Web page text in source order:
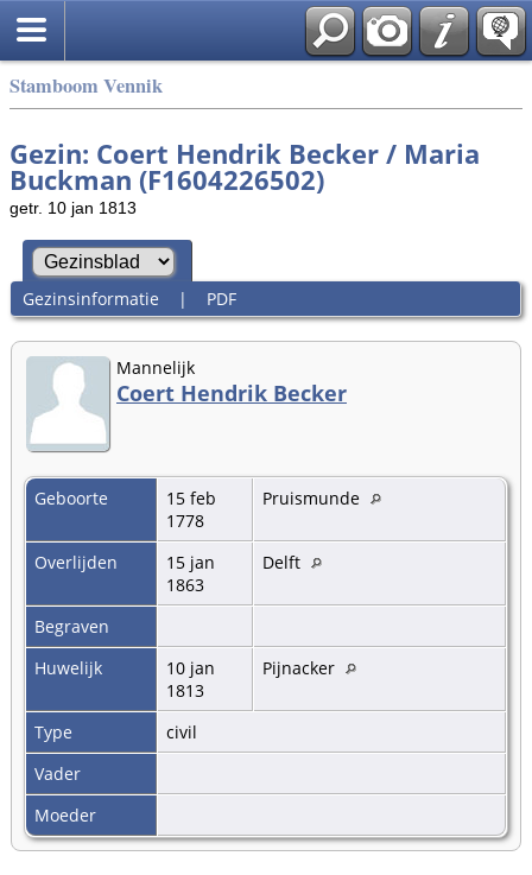
Stamboom Vennik
Gezin: Coert Hendrik Becker / Maria
Buckman (F1604226502)
getr. 10 jan 1813
Gezinsinformatie | PDF
Mannelijk
Coert Hendrik Becker
Geboorte
15 feb
1778
Pruismunde
Overlijden
15 jan
1863
Delft
Begraven
Huwelijk
10 jan
1813
Pijnacker
Type
civil
Vader
Moeder